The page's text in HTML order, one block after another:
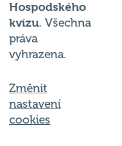
Hospodského
kvízu. Všechna
práva
vyhrazena.
Změnit
nastavení
cookies